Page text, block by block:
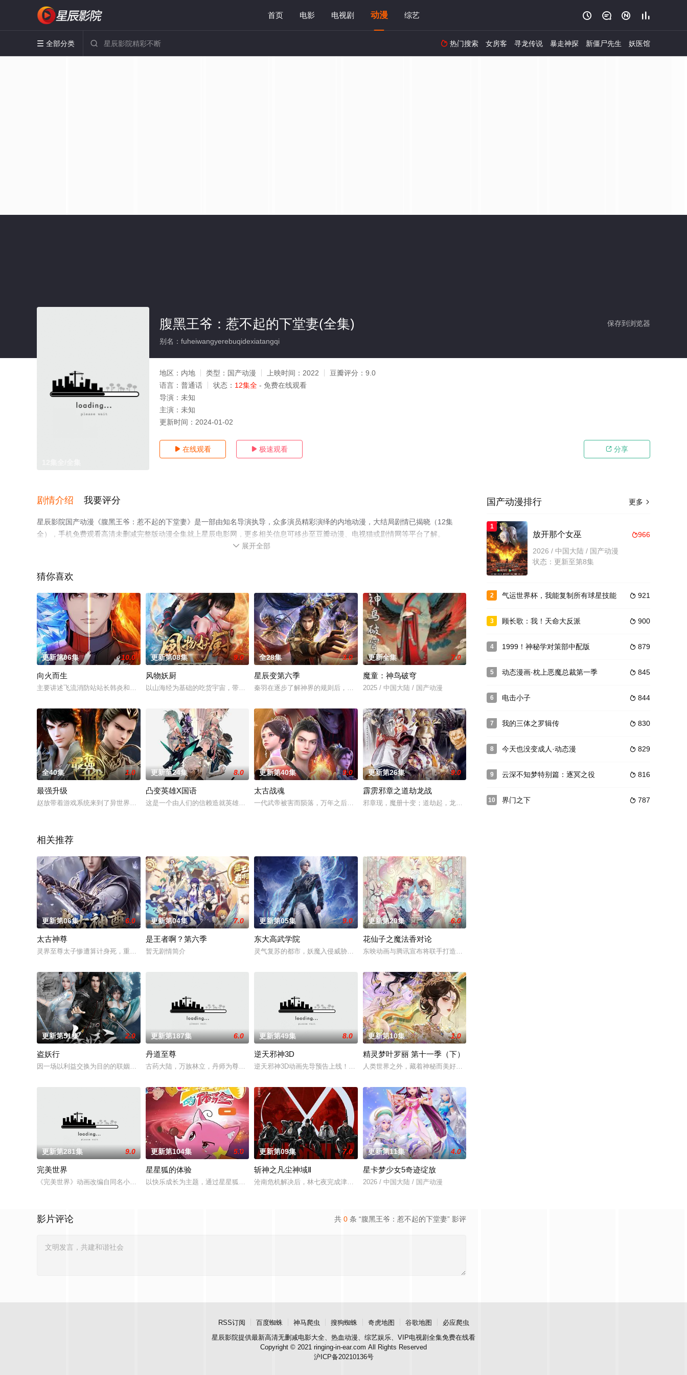
首页 电影 电视剧 动漫 综艺    
 全部分类   热门搜索 女房客 寻龙传说 暴走神探 新僵尸先生 妖医馆
保存到浏览器
腹黑王爷：惹不起的下堂妻(全集)
别名：fuheiwangyerebuqidexiatangqi
地区： 内地 类型： 国产动漫 上映时间： 2022 豆瓣评分： 9.0
语言： 普通话 状态： 12集全 - 免费在线观看
导演： 未知
主演： 未知
更新时间： 2024-01-02
 在线观看  极速观看  分享
剧情介绍 我要评分
星辰影院国产动漫《腹黑王爷：惹不起的下堂妻》是一部由知名导演执导，众多演员精彩演绎的内地动漫，大结局剧情已揭晓（12集
全），手机免费观看高清未删减完整版动漫全集就上星辰电影网，更多相关信息可移步至豆瓣动漫、电视猫或剧情网等平台了解。
 展开全部
猜你喜欢
更新第06集 10.0
向火而生
主要讲述飞流消防站站长韩炎和姜鸣声、宁薇、樊浩远等一众青年燃烧青春和热血，奋战在消防第一线的动人故事。不光有火场救援的高燃时刻，战时英勇无比、闲时可爱
更新第08集 9.0
风物妖厨
以山海经为基础的吃货宇宙，带领你走入妖厨的世界进行一场奇幻旅程。
全28集 3.0
星辰变第六季
秦羽在逐步了解神界的规则后，为了迎娶属于神界八大家族与自己身份悬殊的姜立，选择立志成为最强匠神，随后从剿灭山贼开始，成就上级神人
更新全集 7.0
魔童：神鸟破穹
2025 / 中国大陆 / 国产动漫
全40集 1.0
最强升级
赵放带着游戏系统来到了异世界，发现自己是一个被废了武功的废物少爷，身边只有一名侍女跟随。面对困境，赵放反而觉得展现自己的时机到了。拥有资深游戏经验的赵
更新至24集 8.0
凸变英雄X国语
这是一个由人们的信赖造就英雄的世界，而获得最多信赖的英雄被誉为一一 X 。在这个世界里，人们的信赖是可以被数据统计出来的，并且这些数值会反映在每个人的
更新第40集 9.0
太古战魂
一代武帝被害而陨落，万年之后重生在一位名为秦风的少年身上。觉醒无上神魂，修炼无上武道，从此风起云涌与无数天骄争锋，诸天万界都将因
更新第26集 9.0
霹雳邪章之道劫龙战
邪章现，魔册十变；道劫起，龙战千里。末天阎劂造烽烟，寰定乾坤命太玄。六蚀天相．炼吾邪宗太玄封羲
相关推荐
更新第06集 6.0
太古神尊
灵界至尊太子惨遭算计身死，重生跌落凡尘沦为底层杂役！身怀绝世造化神丹与逆天功法，仅凭一柄锈剑掀翻整片武道世界。双武魂同步觉醒，炼化万灵、参悟神魂两道同
更新第04集 7.0
是王者啊？第六季
暂无剧情简介
更新第05集 9.0
东大高武学院
灵气复苏的都市，妖魔入侵威胁来袭，天生废灵根的少年秦雨体内意外觉醒神力，被选中成为神秘至强功法万物生的传承人。秦雨加入东大高武学
更新第20集 6.0
花仙子之魔法香对论
东映动画与腾讯宣布将联手打造『花仙子』全新动画 新作将继承经典、结合潮流、呈现崭新的花仙子世界。
更新第51集 2.0
盗妖行
因一场以利益交换为目的的联姻，太玄楼刺客江元与九璇宗圣女韶月奉命成婚。两人在洞房夜发起暗杀，却发现彼此皆是不死之身。为了得到对方宗门的秘宝御妖铃、镇魔
更新第187集 6.0
丹道至尊
古药大陆，万族林立，丹师为尊；双生武脉，再现世间！醉卧美人膝，成就丹道至尊！
更新第49集 8.0
逆天邪神3D
逆天邪神3D动画先导预告上线！掌天毒之珠，承邪神之血，修逆天之力。高能工作室出品，爱奇艺全网独播，敬请期待！
更新第10集 1.0
精灵梦叶罗丽 第十一季（下）
人类世界之外，藏着神秘而美好的叶罗丽仙境。这里的仙子因自然与人类世界的兴衰而生，也与万物命运相
更新第281集 9.0
完美世界
《完美世界》动画改编自同名小说。他为修道而生，为应劫而至，他身化亿万血雨，洒落万古岁月，经历无数时空的熬炼，岁月长河的洗礼，他化万古，他化自在。看男主
更新第104集 5.0
星星狐的体验
以快乐成长为主题，通过星星狐演绎不同的职业角色，帮助了孩子们了解职业，带领他们找寻到自己的兴趣与爱好，树立职业理想，并不断为这一理想而努力。
更新第09集 7.0
斩神之凡尘神域Ⅱ
沧南危机解决后，林七夜完成津南山为期一年的守夜人集训考核，成为了正式的守夜人后，重回136小队，与伙伴再度开启一场与古神教会的崭新
更新第11集 4.0
星卡梦少女5奇迹绽放
2026 / 中国大陆 / 国产动漫
共 0 条 “腹黑王爷：惹不起的下堂妻” 影评
影片评论
更多 
国产动漫排行
1
966
放开那个女巫
2026 / 中国大陆 / 国产动漫
状态：更新至第8集
2  921
气运世界杯，我能复制所有球星技能
3  900
顾长歌：我！天命大反派
4  879
1999！神秘学对策部中配版
5  845
动态漫画·枕上恶魔总裁第一季
6  844
电击小子
7  830
我的三体之罗辑传
8  829
今天也没变成人·动态漫
9  816
云深不知梦特别篇：逐冥之役
10  787
界门之下
RSS订阅 百度蜘蛛 神马爬虫 搜狗蜘蛛 奇虎地图 谷歌地图
必应爬虫
星辰影院提供最新高清无删减电影大全、热血动漫、综艺娱乐、VIP电视剧全集免费在线看
Copyright © 2021 ringing-in-ear.com All Rights Reserved
沪ICP备20210136号